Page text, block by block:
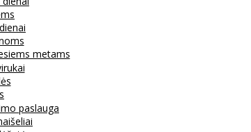
metams
paslauga